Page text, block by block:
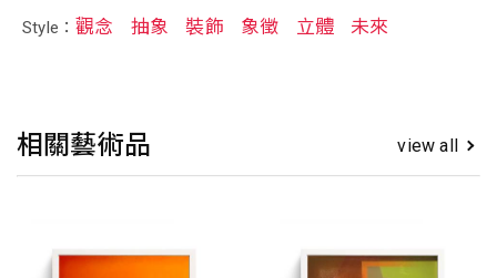
Style：觀念 抽象 裝飾 象徵 立體 未來
相關藝術品 view all